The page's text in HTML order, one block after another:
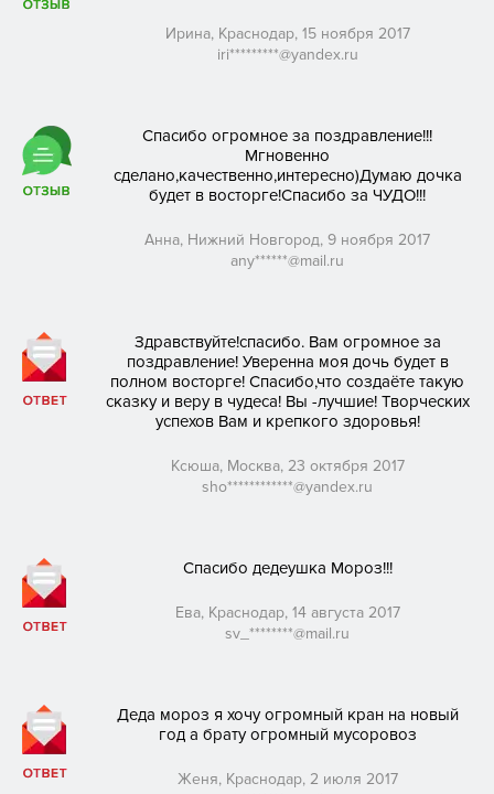
Ирина, Краснодар, 15 ноября 2017
iri*********@yandex.ru
Спасибо огромное за поздравление!!!
Мгновенно
сделано,качественно,интересно)Думаю дочка
будет в восторге!Спасибо за ЧУДО!!!
Анна, Нижний Новгород, 9 ноября 2017
any******@mail.ru
Здравствуйте!спасибо. Вам огромное за
поздравление! Уверенна моя дочь будет в
полном восторге! Спасибо,что создаёте такую
сказку и веру в чудеса! Вы -лучшие! Творческих
успехов Вам и крепкого здоровья!
Ксюша, Москва, 23 октября 2017
sho************@yandex.ru
Спасибо дедеушка Мороз!!!
Ева, Краснодар, 14 августа 2017
sv_********@mail.ru
Деда мороз я хочу огромный кран на новый
год а брату огромный мусоровоз
Женя, Краснодар, 2 июля 2017